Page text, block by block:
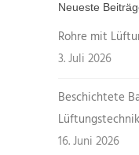
Neueste
Rohre mit
3. Juli 2026
Beschichtete
Lüftungstechnik
16. Juni 2026